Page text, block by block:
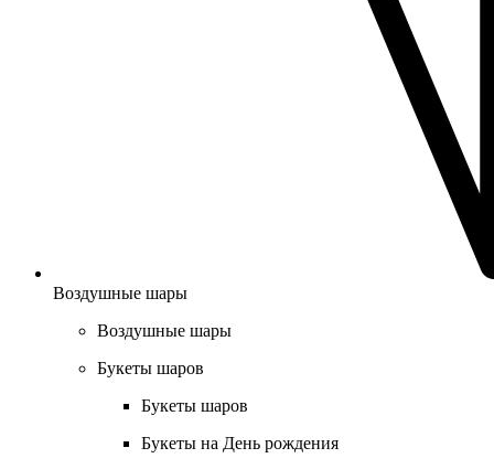
Воздушные шары
Воздушные шары
Букеты шаров
Букеты шаров
Букеты на День рождения